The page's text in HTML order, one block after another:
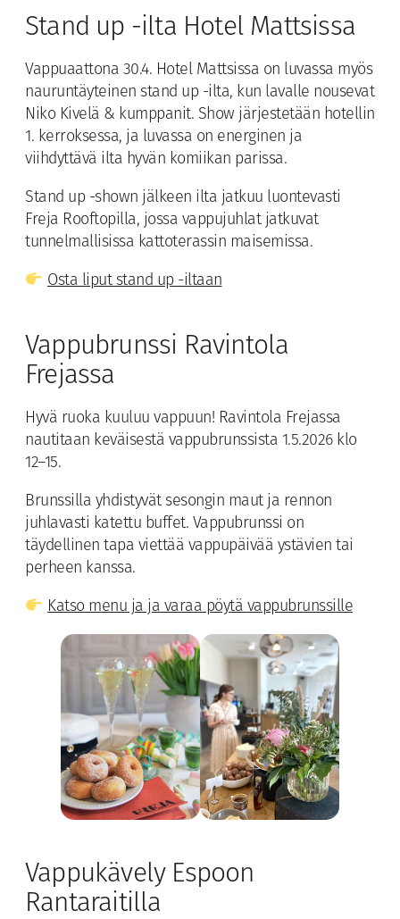
Stand up -ilta Hotel Mattsissa
Vappuaattona 30.4. Hotel Mattsissa on luvassa myös
nauruntäyteinen stand up -ilta, kun lavalle nousevat
Niko Kivelä & kumppanit. Show järjestetään hotellin
1. kerroksessa, ja luvassa on energinen ja
viihdyttävä ilta hyvän komiikan parissa.
Stand up -shown jälkeen ilta jatkuu luontevasti
Freja Rooftopilla, jossa vappujuhlat jatkuvat
tunnelmallisissa kattoterassin maisemissa.
Osta liput stand up -iltaan
Vappubrunssi Ravintola
Frejassa
Hyvä ruoka kuuluu vappuun! Ravintola Frejassa
nautitaan keväisestä vappubrunssista 1.5.2026 klo
12–15.
Brunssilla yhdistyvät sesongin maut ja rennon
juhlavasti katettu buffet. Vappubrunssi on
täydellinen tapa viettää vappupäivää ystävien tai
perheen kanssa.
Katso menu ja ja varaa pöytä vappubrunssille
Vappukävely Espoon
Rantaraitilla